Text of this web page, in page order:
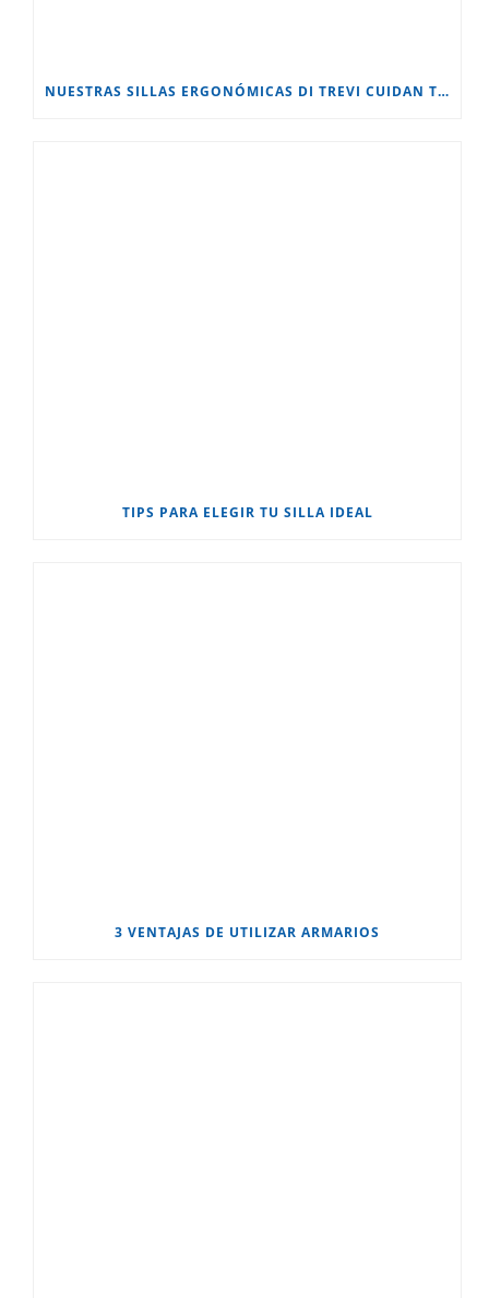
NUESTRAS SILLAS ERGONÓMICAS DI TREVI CUIDAN TU BIENESTAR MIENTRAS TRABAJAS
TIPS PARA ELEGIR TU SILLA IDEAL
3 VENTAJAS DE UTILIZAR ARMARIOS